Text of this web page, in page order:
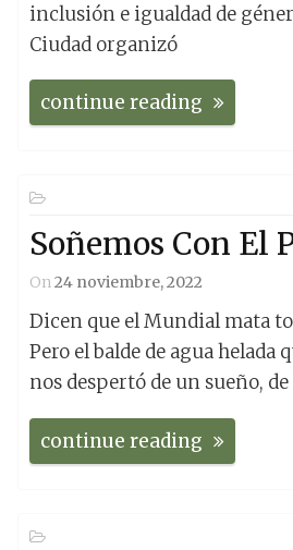
inclusión e igualdad de
Ciudad organizó
continue reading
Soñemos Con El
On24 noviembre, 2022
Dicen que el Mundial mata
Pero el balde de agua helada
nos despertó de un sueño, de
continue reading